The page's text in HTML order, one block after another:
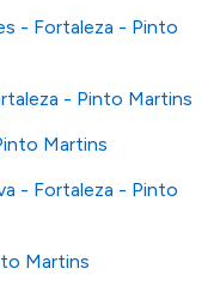
- Fortaleza - Pinto
- Pinto Martins
Martins
- Fortaleza - Pinto
Martins